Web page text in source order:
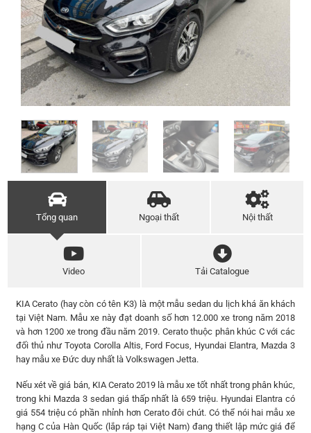
Tổng quan Ngoại thất Nội thất
Video Tải Catalogue
KIA Cerato (hay còn có tên K3) là một mẫu sedan du lịch khá ăn khách
tại Việt Nam. Mẫu xe này đạt doanh số hơn 12.000 xe trong năm 2018
và hơn 1200 xe trong đầu năm 2019. Cerato thuộc phân khúc C với các
đối thủ như Toyota Corolla Altis, Ford Focus, Hyundai Elantra, Mazda 3
hay mẫu xe Đức duy nhất là Volkswagen Jetta.
Nếu xét về giá bán, KIA Cerato 2019 là mẫu xe tốt nhất trong phân khúc,
trong khi Mazda 3 sedan giá thấp nhất là 659 triệu. Hyundai Elantra có
giá 554 triệu có phần nhỉnh hơn Cerato đôi chút. Có thể nói hai mẫu xe
hạng C của Hàn Quốc (lắp ráp tại Việt Nam) đang thiết lập mức giá để